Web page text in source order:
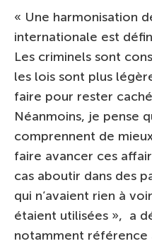
« Une harmonisation
internationale est
Les criminels sont
les lois sont plus
faire pour rester
Néanmoins, je pense
comprennent de
faire avancer ces
cas aboutir dans des
qui n’avaient rien à
étaient utilisées », a
notamment référence